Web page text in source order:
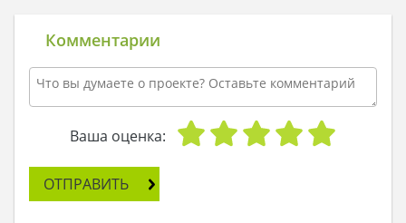
урожай и жил в покосившейся от старости и
времени лачуги.
- Вот он и станет владельцем этого особняка, -
решила Розинда и подула на проект.
А тем временем на фермерском дворе залаял
пес. Фермер обернулся, чтобы посмотреть, кто
лачуги увидел совершенно новый красивый
дом. Оранжевые стены излучали тепло, а
Комментарии
Ваша оценка:
ОТПРАВИТЬ